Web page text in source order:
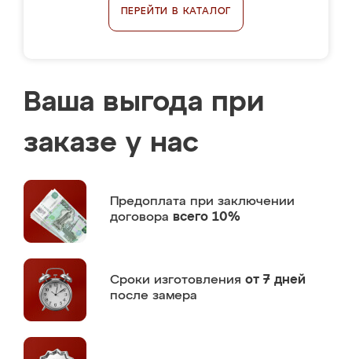
ПЕРЕЙТИ В КАТАЛОГ
Ваша выгода при
заказе у нас
Предоплата при заключении
договора всего 10%
Сроки изготовления от 7 дней
после замера